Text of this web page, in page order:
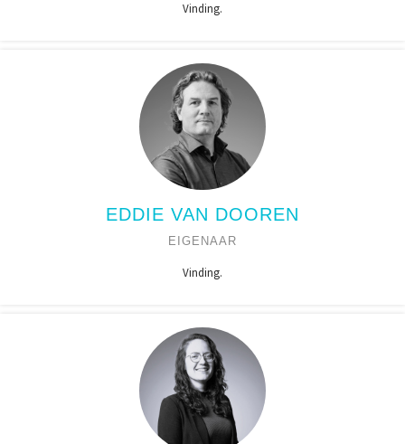
Vinding.
EDDIE VAN DOOREN
EIGENAAR
Vinding.